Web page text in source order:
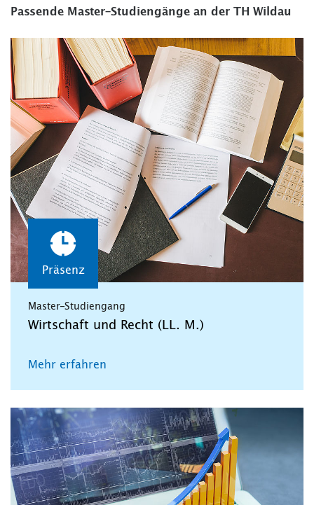
Passende Master-Studiengänge an der TH Wildau
Präsenz
Master-Studiengang
Wirtschaft und Recht (LL. M.)
Mehr erfahren